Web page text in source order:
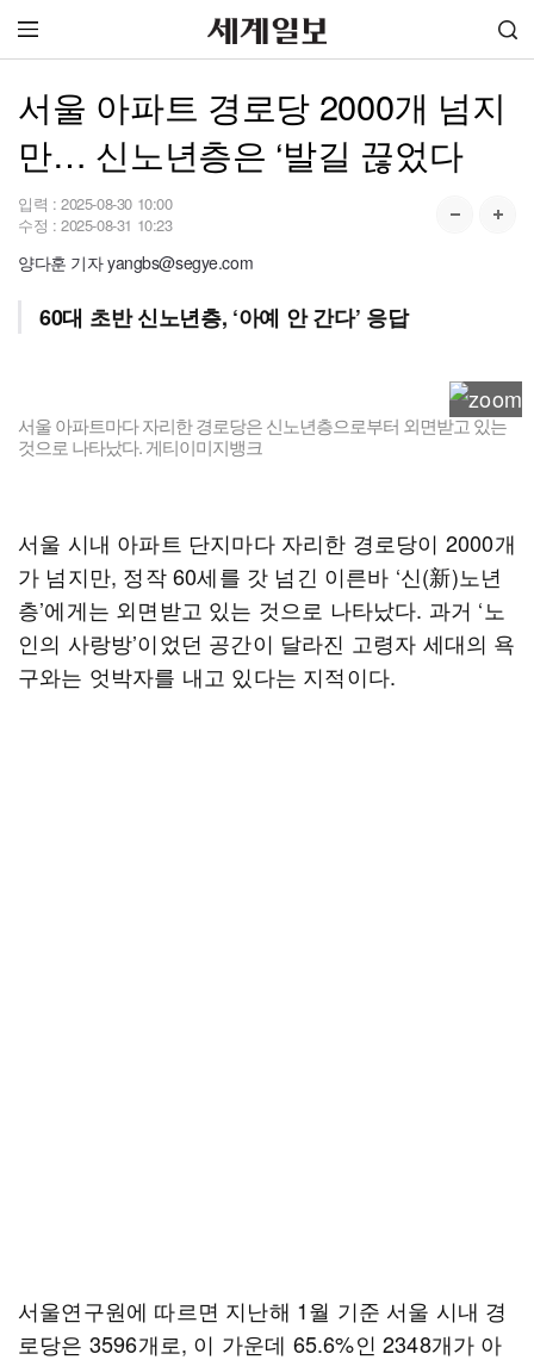
서울 아파트 경로당 2000개 넘지
만… 신노년층은 ‘발길 끊었다
입력 : 2025-08-30 10:00
수정 : 2025-08-31 10:23
양다훈 기자 yangbs@segye.com
60대 초반 신노년층, ‘아예 안 간다’ 응답
서울 아파트마다 자리한 경로당은 신노년층으로부터 외면받고 있는
것으로 나타났다. 게티이미지뱅크
서울 시내 아파트 단지마다 자리한 경로당이 2000개
가 넘지만, 정작 60세를 갓 넘긴 이른바 ‘신(新)노년
층’에게는 외면받고 있는 것으로 나타났다. 과거 ‘노
인의 사랑방’이었던 공간이 달라진 고령자 세대의 욕
구와는 엇박자를 내고 있다는 지적이다.
서울연구원에 따르면 지난해 1월 기준 서울 시내 경
로당은 3596개로, 이 가운데 65.6%인 2348개가 아